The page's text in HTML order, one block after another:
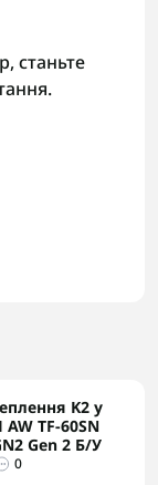
станьте
K2 у
TF-60SN
Gen 2 Б/У
0